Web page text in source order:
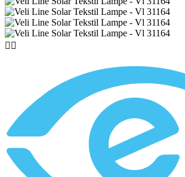
 